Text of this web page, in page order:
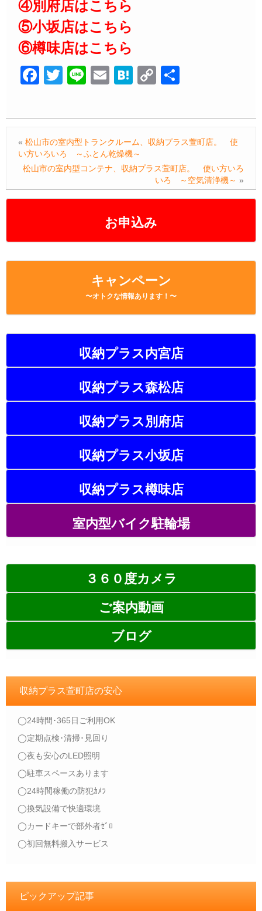
お申込み
キャンペーン
〜オトクな情報あります！〜
収納プラス内宮店
収納プラス森松店
収納プラス別府店
収納プラス小坂店
収納プラス樽味店
室内型バイク駐輪場
３６０度カメラ
ご案内動画
ブログ
収納プラス萱町店の安心
◯24時間･365日ご利用OK
◯定期点検･清掃･見回り
◯夜も安心のLED照明
◯駐車スペースあります
◯24時間稼働の防犯ｶﾒﾗ
◯換気設備で快適環境
◯カードキーで部外者ｾﾞﾛ
◯初回無料搬入サービス
ピックアップ記事
④別府店はこちら
⑤小坂店はこちら
⑥樽味店はこちら
F
c
b
o
o
T
tt
Li
e
E
ail
H
e
a
C
p
Li
n
k
« 松山市の室内型トランクルーム、収納プラス萱町店。 使
い方いろいろ ～ふとん乾燥機～
松山市の室内型コンテナ、収納プラス萱町店。 使い方いろ
いろ ～空気清浄機～ »